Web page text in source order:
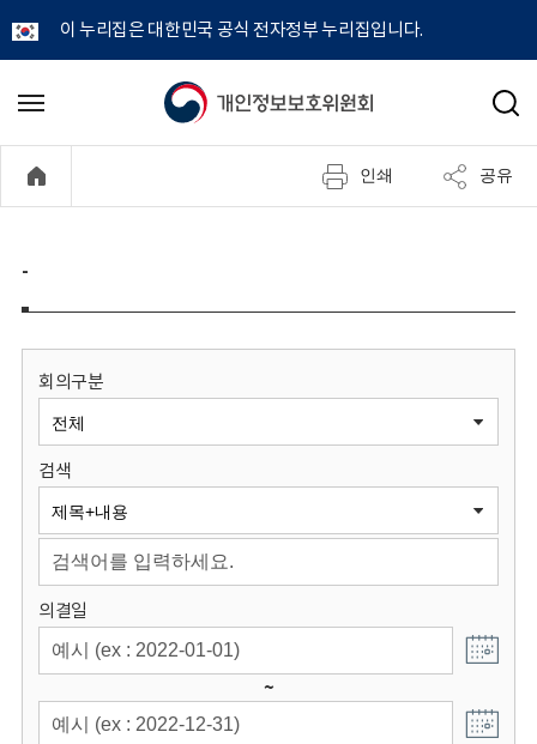
이 누리집은 대한민국 공식 전자정부 누리집입니다.
개
정
보
원
회
메
기
검
인쇄 공유
-
회의구분
검색
의결일
~